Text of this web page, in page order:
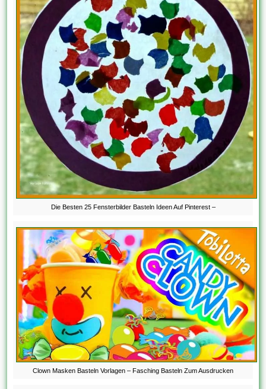
Die Besten 25 Fensterbilder Basteln Ideen Auf Pinterest –
Clown Masken Basteln Vorlagen – Fasching Basteln Zum Ausdrucken